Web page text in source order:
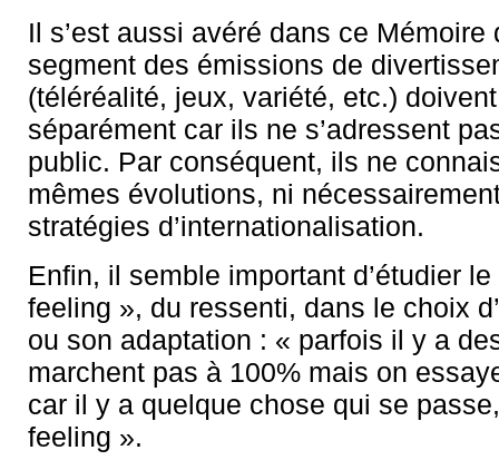
Il s’est aussi avéré dans ce Mémoire
segment des émissions de
(téléréalité, jeux, variété, etc.)
séparément car ils ne s’adressent
public. Par conséquent, ils ne
mêmes évolutions, ni
stratégies d’internationalisation.
Enfin, il semble important d’étudier
feeling », du ressenti, dans le choix
ou son adaptation : « parfois il y a
marchent pas à 100% mais on
car il y a quelque chose qui se
feeling ».